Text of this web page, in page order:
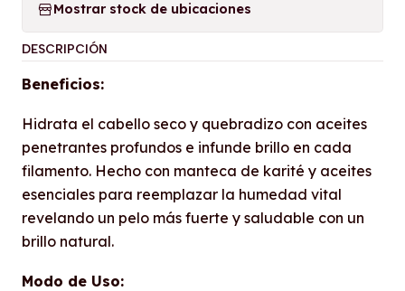
Mostrar stock de ubicaciones
DESCRIPCIÓN
Beneficios:
Hidrata el cabello seco y quebradizo con aceites
penetrantes profundos e infunde brillo en cada
filamento. Hecho con manteca de karité y aceites
esenciales para reemplazar la humedad vital
revelando un pelo más fuerte y saludable con un
brillo natural.
Modo de Uso: